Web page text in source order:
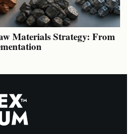
Materials Strategy: From